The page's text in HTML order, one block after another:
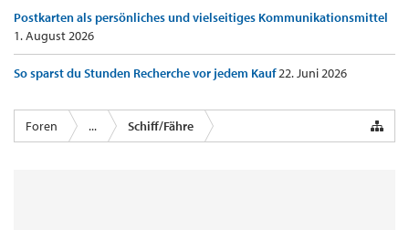
Postkarten als persönliches und vielseitiges Kommunikationsmittel
1. August 2026
So sparst du Stunden Recherche vor jedem Kauf22. Juni 2026
Foren ... Schiff/Fähre